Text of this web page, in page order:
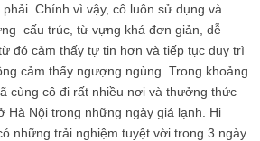
Chính vì vậy, cô luôn sử dụng và
cấu trúc, từ vựng khá đơn giản, dễ
đó cảm thấy tự tin hơn và tiếp tục duy trì
cảm thấy ngượng ngùng. Trong khoảng
cùng cô đi rất nhiều nơi và thưởng thức
Hà Nội trong những ngày giá lạnh. Hi
những trải nghiệm tuyệt vời trong 3 ngày